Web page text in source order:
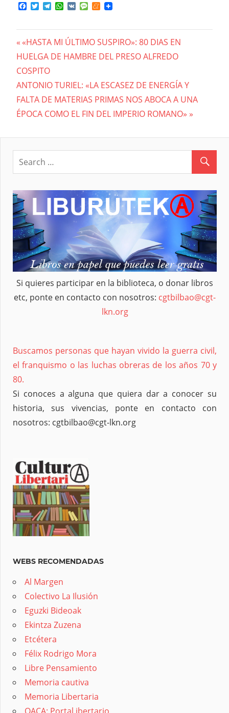
Facebook
TwitterTelegram
WhatsApp
VK MessageMeneame
Navegación
de
entradas
Previous
Post:
«HASTA MI ÚLTIMO SUSPIRO»: 80 DIAS EN
HUELGA DE HAMBRE DEL PRESO ALFREDO
COSPITO
Next
Post:
ANTONIO TURIEL: «LA ESCASEZ DE ENERGÍA Y
FALTA DE MATERIAS PRIMAS NOS ABOCA A UNA
ÉPOCA COMO EL FIN DEL IMPERIO ROMANO»
Si quieres participar en la biblioteca, o donar libros
etc, ponte en contacto con nosotros: cgtbilbao@cgt-
lkn.org
Buscamos personas que hayan vivido la guerra civil,
el franquismo o las luchas obreras de los años 70 y
80.
Si conoces a alguna que quiera dar a conocer su
historia, sus vivencias, ponte en contacto con
nosotros: cgtbilbao@cgt-lkn.org
WEBS RECOMENDADAS
Al Margen
Colectivo La Ilusión
Eguzki Bideoak
Ekintza Zuzena
Etcétera
Félix Rodrigo Mora
Libre Pensamiento
Memoria cautiva
Memoria Libertaria